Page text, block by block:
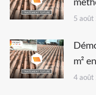
5
m²
4 août